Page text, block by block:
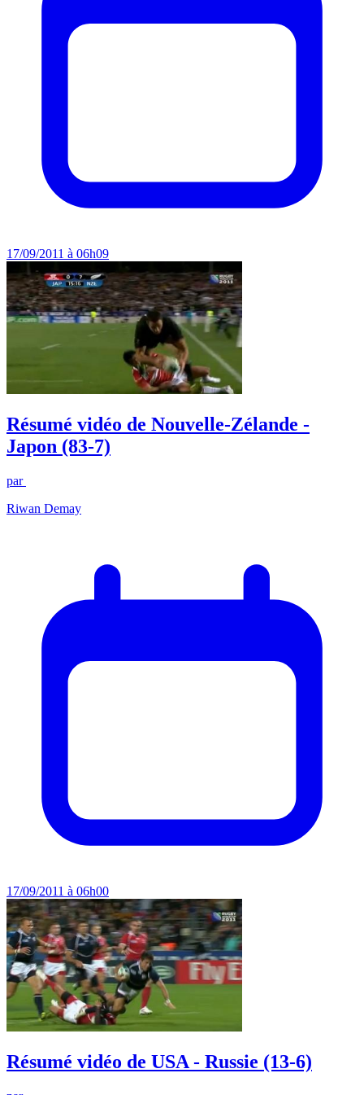
17/09/2011 à 06h09
Résumé vidéo de Nouvelle-Zélande -
Japon (83-7)
par
Riwan Demay
17/09/2011 à 06h00
Résumé vidéo de USA - Russie (13-6)